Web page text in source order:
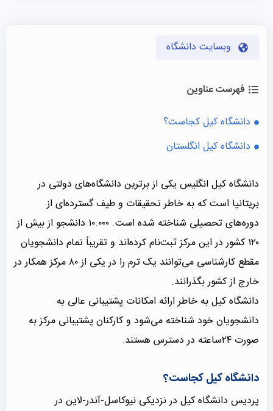
وبسایت دانشگاه
فهرست عناوین
دانشگاه کیل کجاست؟
دانشگاه کیل انگلستان
دانشگاه کیل انگلیس یکی از برترین دانشگاه‌های دولتی در
بریتانیا است که به خاطر تحقیقات و طیف گسترده‌ای از
دوره‌های تحصیلی شناخته شده است. ۱۰.۰۰۰ دانشجو از بیش از
۱۲۰ کشور در این مرکز ثبت‌نام کرده‌اند و تقریباً تمام دانشجویان
مقطع کارشناسی می‌توانند یک ترم را در یکی از ۸۰ مرکز همکار در
خارج از کشور بگذرانند.
دانشگاه کیل به خاطر ارائه امکانات پشتیبانی عالی به
دانشجویان خود شناخته می‌شود و کارکنان پشتیبانی مرکز به
صورت ۲۴ساعته در دسترس هستند.
دانشگاه کیل کجاست؟
پردیس دانشگاه کیل در نزدیکی نیوکاسل-آندر-لاین در